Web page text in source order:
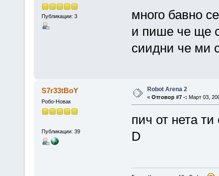
Публикации: 3
много бавно
и пише че ще
сиидни че ми
S7r33tBoY
Робо-Новак
Публикации: 39
Robot Arena 2
« Отговор #7 -: Март 03,
пич от нета
D